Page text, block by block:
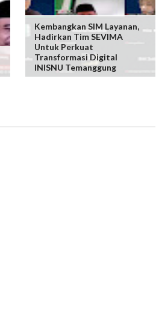
Kembangkan SIM Layanan,
Hadirkan Tim SEVIMA
Untuk Perkuat
Transformasi Digital
INISNU Temanggung